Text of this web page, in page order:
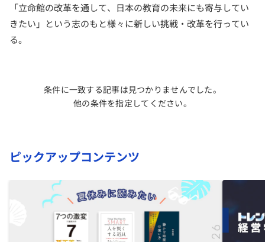
「立命館の改革を通して、日本の教育の未来にも寄与してい
きたい」という志のもと様々に新しい挑戦・改革を行ってい
る。
条件に一致する記事は見つかりませんでした。
他の条件を指定してください。
ピックアップコンテンツ